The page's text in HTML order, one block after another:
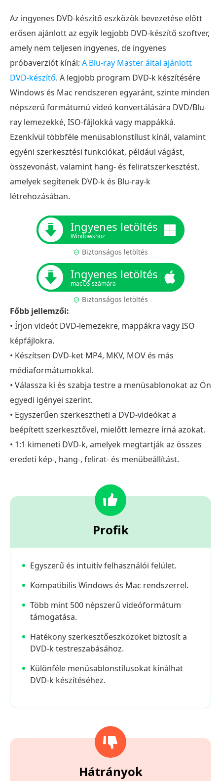
Az ingyenes DVD-készítő eszközök bevezetése előtt
erősen ajánlott az egyik legjobb DVD-készítő szoftver,
amely nem teljesen ingyenes, de ingyenes
próbaverziót kínál: A Blu-ray Master által ajánlott
DVD-készítő. A legjobb program DVD-k készítésére
Windows és Mac rendszeren egyaránt, szinte minden
népszerű formátumú videó konvertálására DVD/Blu-
ray lemezekké, ISO-fájlokká vagy mappákká.
Ezenkívül többféle menüsablonstílust kínál, valamint
egyéni szerkesztési funkciókat, például vágást,
összevonást, valamint hang- és feliratszerkesztést,
amelyek segítenek DVD-k és Blu-ray-k
létrehozásában.
Ingyenes letöltés
Windowshoz
Biztonságos letöltés
Ingyenes letöltés
macOS számára
Biztonságos letöltés
Főbb jellemzői:
• Írjon videót DVD-lemezekre, mappákra vagy ISO
képfájlokra.
• Készítsen DVD-ket MP4, MKV, MOV és más
médiaformátumokkal.
• Válassza ki és szabja testre a menüsablonokat az Ön
egyedi igényei szerint.
• Egyszerűen szerkesztheti a DVD-videókat a
beépített szerkesztővel, mielőtt lemezre írná azokat.
• 1:1 kimeneti DVD-k, amelyek megtartják az összes
eredeti kép-, hang-, felirat- és menübeállítást.
Profik
Egyszerű és intuitív felhasználói felület.
Kompatibilis Windows és Mac rendszerrel.
Több mint 500 népszerű videóformátum
támogatása.
Hatékony szerkesztőeszközöket biztosít a
DVD-k testreszabásához.
Különféle menüsablonstílusokat kínálhat
DVD-k készítéséhez.
Hátrányok